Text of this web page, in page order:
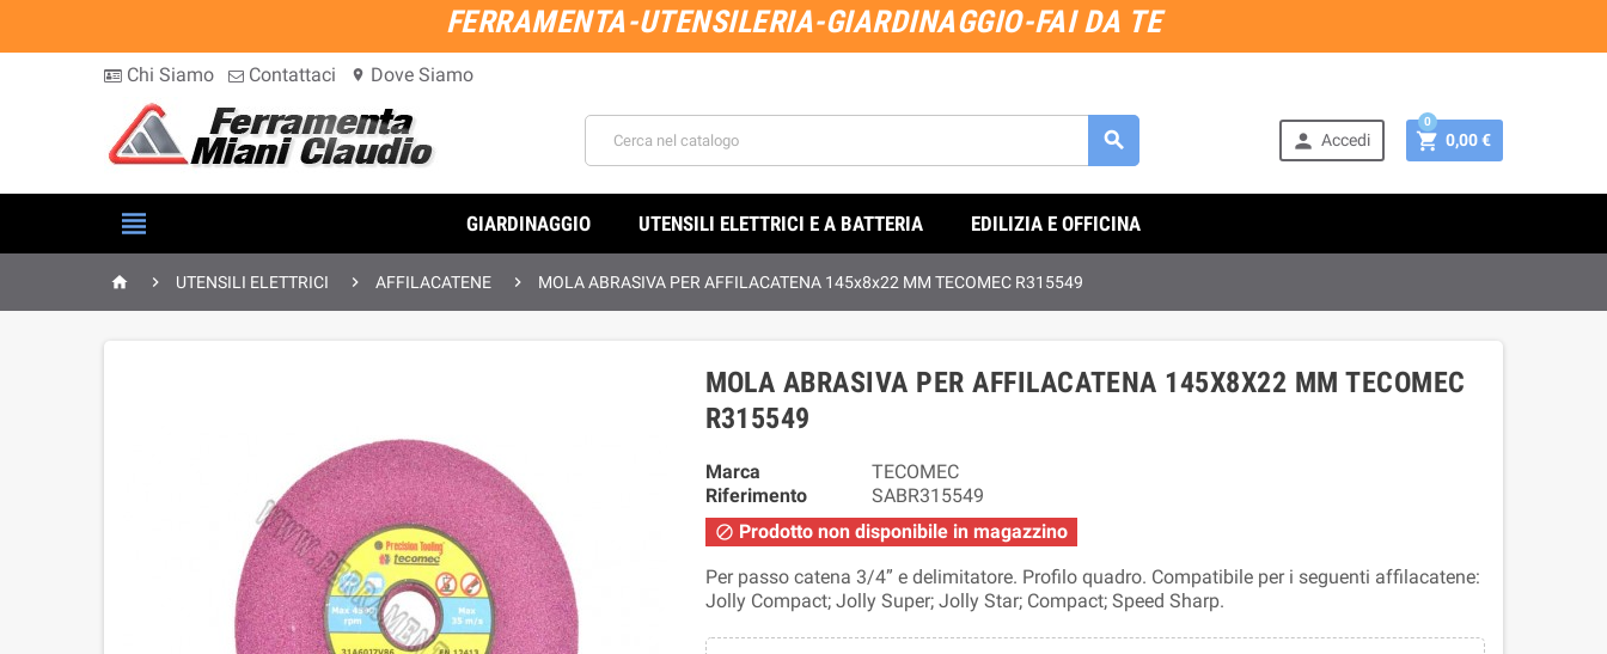
FERRAMENTA-UTENSILERIA-GIARDINAGGIO-FAI DA TE
Chi Siamo Contattaci location_on Dove Siamo
  Accedi  0,00 €
0
 GIARDINAGGIO UTENSILI ELETTRICI E A BATTERIA EDILIZIA E OFFICINA
  UTENSILI ELETTRICI  AFFILACATENE  MOLA ABRASIVA PER AFFILACATENA 145x8x22 MM TECOMEC R315549
MOLA ABRASIVA PER AFFILACATENA 145X8X22 MM TECOMEC
R315549
Marca
TECOMEC
Riferimento
SABR315549
 Prodotto non disponibile in magazzino
Per passo catena 3/4” e delimitatore. Profilo quadro. Compatibile per i seguenti affilacatene:
Jolly Compact; Jolly Super; Jolly Star; Compact; Speed Sharp.